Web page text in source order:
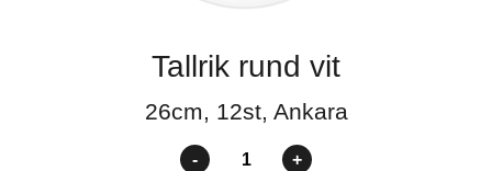
Tallrik rund vit
26cm, 12st, Ankara
Antal